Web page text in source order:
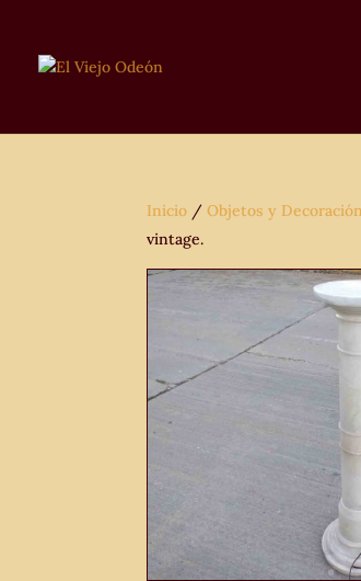
Inicio /Objetos y Decoración
vintage.